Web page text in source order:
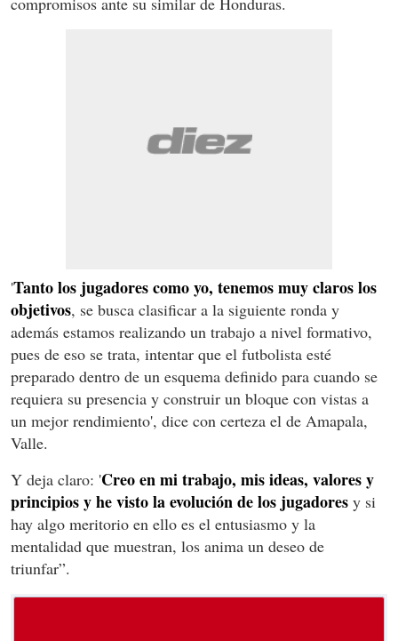
'Tanto los jugadores como yo, tenemos muy claros los
objetivos, se busca clasificar a la siguiente ronda y
además estamos realizando un trabajo a nivel formativo,
pues de eso se trata, intentar que el futbolista esté
preparado dentro de un esquema definido para cuando se
requiera su presencia y construir un bloque con vistas a
un mejor rendimiento', dice con certeza el de Amapala,
Valle.
Y deja claro: 'Creo en mi trabajo, mis ideas, valores y
principios y he visto la evolución de los jugadores y si
hay algo meritorio en ello es el entusiasmo y la
mentalidad que muestran, los anima un deseo de
triunfar”.